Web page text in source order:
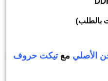
بالطلب)
الأصلي معتيكت حروف